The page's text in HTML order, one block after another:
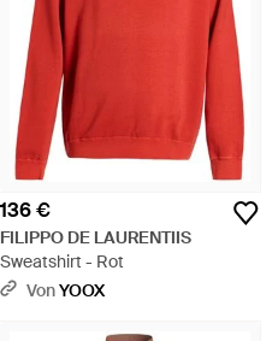
136 €
FILIPPO DE LAURENTIIS
Sweatshirt - Rot
VonYOOX